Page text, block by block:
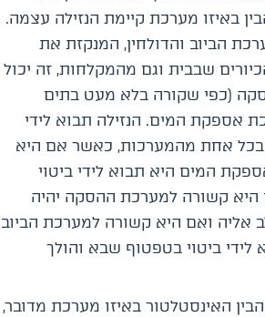
באיזו מערכת קיימת הנזילה עצמה.
הביוב והדולחין, המנקזת את
שבבית וגם מהמקלחות, זה יכול
(כפי שקורה בלא מעט בתים
אספקת המים. הנזילה תבוא לידי
בכל אחת מהמערכות, כאשר אם היא
המים היא תבוא לידי ביטוי
היא קשורה למערכת ההסקה יהיה
אליה ואם היא קשורה למערכת הביוב
לידי ביטוי בטפטוף שבא והולך
האינסטלטור באיזו מערכת מדובר,